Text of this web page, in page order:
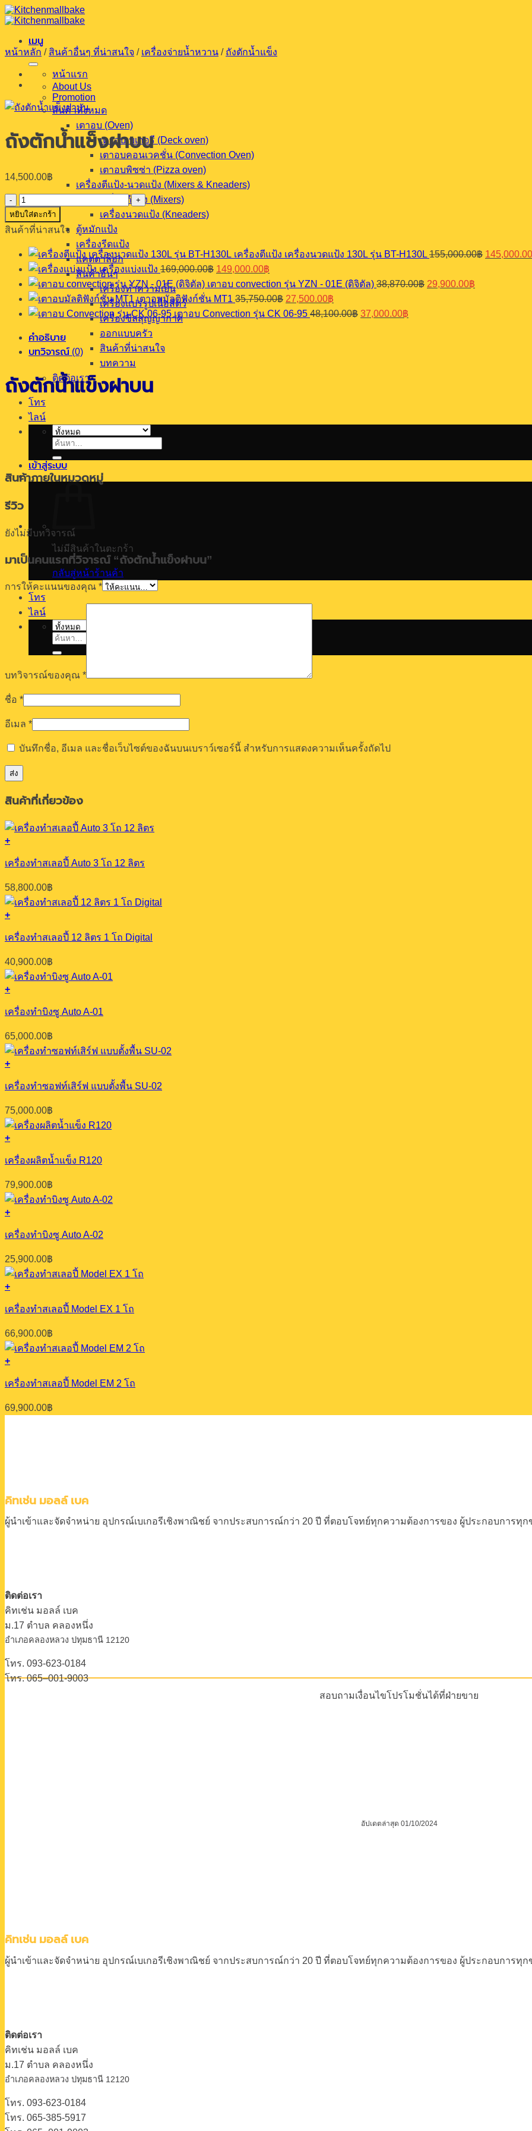
ข้าม
ไป
เนื้อหา
เมนู
หน้าแรก
About Us
Promotion
สินค้าทั้งหมด
เตาอบ (Oven)
เตาอบเบเกอรี (Deck oven)
เตาอบคอนเวคชั่น (Convection Oven)
เตาอบพิซซ่า (Pizza oven)
เครื่องตีแป้ง-นวดแป้ง (Mixers & Kneaders)
เครื่องตีแป้ง (Mixers)
เครื่องนวดแป้ง (Kneaders)
ตู้หมักแป้ง
เครื่องรีดแป้ง
แคตตาล็อก
สินค้าอื่นๆ
เครื่องทำความเย็น
เครื่องแปรรูปเนื้อสัตว์
เครื่องซีลสุญญากาศ
ออกแบบครัว
สินค้าที่น่าสนใจ
บทความ
ติดต่อเรา
โทร
ไลน์
ค้นหา:
เข้าสู่ระบบ
ไม่มีสินค้าในตะกร้า
กลับสู่หน้าร้านค้า
โทร
ไลน์
ค้นหา:
หน้าหลัก / สินค้าอื่นๆ ที่น่าสนใจ / เครื่องจ่ายน้ำหวาน / ถังตักน้ำแข็ง
ถังตักน้ำแข็งฝาบน
14,500.00฿
จำนวน
ถัง
ตัก
น้ำ
แข็ง
ฝาบน
ชิ้น
หยิบใส่ตะกร้า
สินค้าที่น่าสนใจ
เครื่องตีแป้ง เครื่องนวดแป้ง 130L รุ่น BT-H130L 155,000.00฿ Original
price
145,000.00
เครื่องแบ่งแป้ง 169,000.00฿ Original
price
was:
169,000.00฿.
149,000.00฿
price
is:
149,000.00฿.
เตาอบ convection รุ่น YZN - 01E (ดิจิตัล) 38,870.00฿ Original
price
29,900.00฿
price
เตาอบมัลติฟังก์ชั่น MT1 35,750.00฿ Original
price
was:
27,500.00฿
price
is:
เตาอบ Convection รุ่น CK 06-95 48,100.00฿ Original
price
37,000.00฿
price
คำอธิบาย
บทวิจารณ์ (0)
ถังตักน้ำแข็งฝาบน
สินค้าภายในหมวดหมู่
รีวิว
ยังไม่มีบทวิจารณ์
มาเป็นคนแรกที่วิจารณ์ “ถังตักน้ำแข็งฝาบน”
การให้คะแนนของคุณ *
บทวิจารณ์ของคุณ *
ชื่อ *
อีเมล *
บันทึกชื่อ, อีเมล และชื่อเว็บไซต์ของฉันบนเบราว์เซอร์นี้ สำหรับการแสดงความเห็นครั้งถัดไป
สินค้าที่เกี่ยวข้อง
+
เครื่องทำสเลอปี้ Auto 3 โถ 12 ลิตร
58,800.00฿
+
เครื่องทำสเลอปี้ 12 ลิตร 1 โถ Digital
40,900.00฿
+
เครื่องทำบิงซู Auto A-01
65,000.00฿
+
เครื่องทำซอฟท์เสิร์ฟ แบบตั้งพื้น SU-02
75,000.00฿
+
เครื่องผลิตน้ำแข็ง R120
79,900.00฿
+
เครื่องทำบิงซู Auto A-02
25,900.00฿
+
เครื่องทำสเลอปี้ Model EX 1 โถ
66,900.00฿
+
เครื่องทำสเลอปี้ Model EM 2 โถ
69,900.00฿
คิทเช่น มอลล์ เบค
ผู้นำเข้าและจัดจำหน่าย อุปกรณ์เบเกอรีเชิงพาณิชย์ จากประสบการณ์กว่า 20 ปี ที่ตอบโจทย์ทุกความต้องการของ ผู้ประกอบการทุก
ติดต่อเรา
คิทเช่น มอลล์ เบค
ม.17 ตําบล คลองหนึ่ง
อําเภอคลองหลวง ปทุมธานี 12120
โทร. 093-623-0184
โทร. 065–001-9003
สอบถามเงื่อนไขโปรโมชั่นได้ที่ฝ่ายขาย
อัปเดตล่าสุด 01/10/2024
คิทเช่น มอลล์ เบค
ผู้นำเข้าและจัดจำหน่าย อุปกรณ์เบเกอรีเชิงพาณิชย์ จากประสบการณ์กว่า 20 ปี ที่ตอบโจทย์ทุกความต้องการของ ผู้ประกอบการทุก
ติดต่อเรา
คิทเช่น มอลล์ เบค
ม.17 ตําบล คลองหนึ่ง
อําเภอคลองหลวง ปทุมธานี 12120
โทร. 093-623-0184
โทร. 065-385-5917